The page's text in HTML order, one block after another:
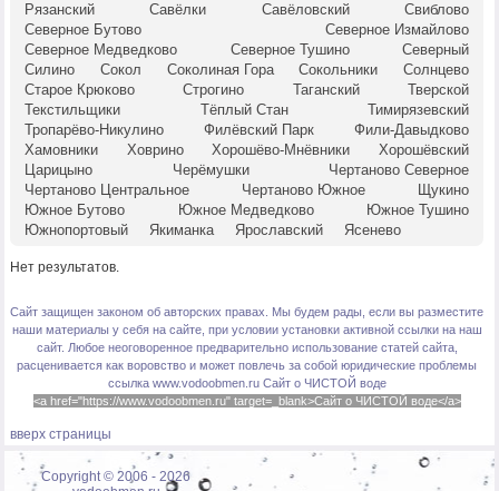
Рязанский
Савёлки Савёловский
Свиблово
Северное Бутово
Северное Измайлово
Северное Медведково
Северное Тушино
Северный
Силино
Сокол Соколиная Гора Сокольники
Солнцево
Старое Крюково
Строгино Таганский
Тверской
Текстильщики
Тёплый Стан
Тимирязевский
Тропарёво-Никулино
Филёвский Парк
Фили-Давыдково
Хамовники
Ховрино Хорошёво-Мнёвники
Хорошёвский
Царицыно
Черёмушки
Чертаново Северное
Чертаново Центральное
Чертаново Южное
Щукино
Южное Бутово
Южное Медведково
Южное Тушино
Южнопортовый
Якиманка Ярославский Ясенево
Нет результатов.
Сайт защищен законом об авторских правах. Мы будем рады, если вы разместите
наши материалы у себя на сайте, при условии установки активной ссылки на наш
сайт. Любое неоговоренное предварительно использование статей сайта,
расценивается как воровство и может повлечь за собой юридические проблемы
ссылка www.vodoobmen.ru Сайт о ЧИСТОЙ воде
<a href="https://www.vodoobmen.ru" target=_blank>Сайт о ЧИСТОЙ воде</a>
вверх страницы
Copyright © 2006 - 2026